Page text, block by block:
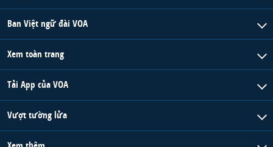
Ban Việt ngữ đài VOA
Xem toàn trang
Tải App của VOA
Vượt tường lửa